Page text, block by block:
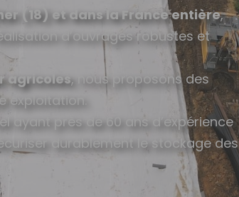
(18) et dans la France entière,
d’ouvrages robustes et
agricoles, nous proposons des
exploitation.
ayant près de 60 ans d’expérience
durablement le stockage des